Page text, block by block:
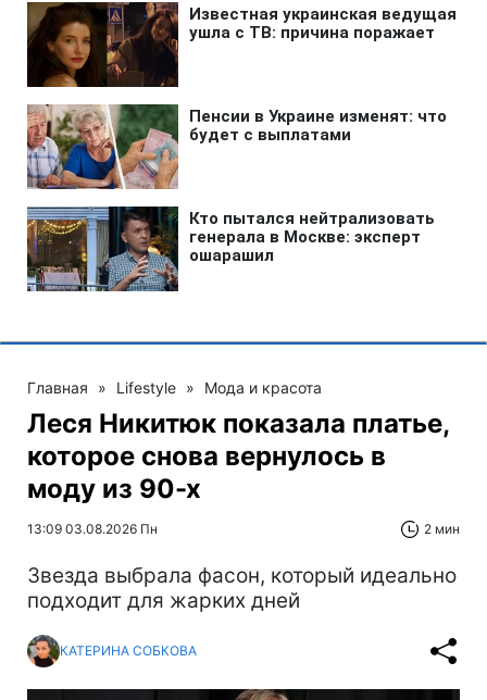
Главная » Lifestyle » Мода и красота
Леся Никитюк показала платье,
которое снова вернулось в
моду из 90-х
13:09 03.08.2026 Пн 2 мин
Звезда выбрала фасон, который идеально
подходит для жарких дней
КАТЕРИНА СОБКОВА